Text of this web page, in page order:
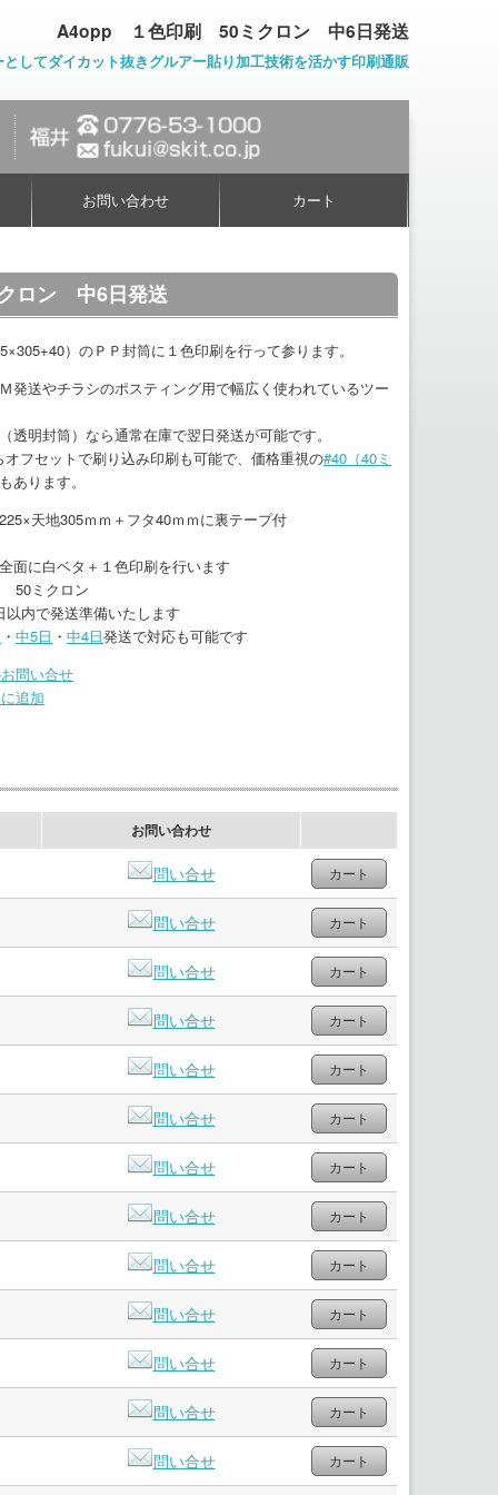
A4opp １色印刷 50ミクロン 中6日発送
してダイカット抜きグルアー貼り加工技術を活かす印刷通販
お問い合わせ カート
ロン 中6日発送
）のＰＰ封筒に１色印刷を行って参ります。
発送やチラシのポスティング用で幅広く使われているツー
透明封筒）なら通常在庫で翌日発送が可能です。
オフセットで刷り込み印刷も可能で、価格重視の#40（40ミ
あります。
天地305ｍｍ＋フタ40ｍｍに裏テープ付
面に白ベタ＋１色印刷を行います
50ミクロン
で発送準備いたします
・ 中5日 ・ 中4日発送で対応も可能です
問い合せ
追加
お問い合わせ
問い合せ
問い合せ
問い合せ
問い合せ
問い合せ
問い合せ
問い合せ
問い合せ
問い合せ
問い合せ
問い合せ
問い合せ
問い合せ